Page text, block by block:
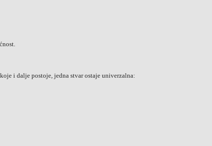
i dalje postoje, jedna stvar ostaje univerzalna: